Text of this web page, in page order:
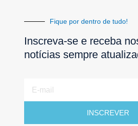
Fique por dentro de tudo!
Inscreva-se e receba
notícias sempre
mail
INSCREVER